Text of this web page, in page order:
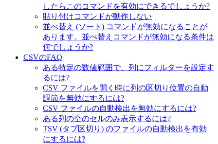
したらこのコマンドを有効にできるでしょうか?
貼り付けコマンドが動作しない
並べ替え (ソート) コマンドが無効になることが
あります。並べ替えコマンドが無効になる条件は
何でしょうか?
CSVのFAQ
ある特定の数値範囲で、列にフィルターを設定す
るには?
CSV ファイルを開く時に列の区切り位置の自動
調節を無効にするには?
CSV ファイルの自動検出を無効にするには?
ある列の空のセルのみ表示するには?
TSV (タブ区切り) のファイルの自動検出を有効
にするには?